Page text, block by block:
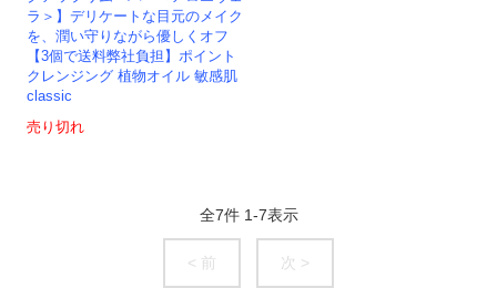
ラ＞】デリケートな目元のメイク
を、潤い守りながら優しくオフ
【3個で送料弊社負担】ポイント
クレンジング 植物オイル 敏感肌
classic
売り切れ
全7件 1-7表示
< 前 次 >